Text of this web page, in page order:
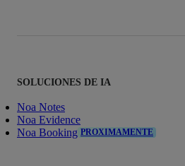
SOLUCIONES DE IA
Noa Notes
Noa Evidence
Noa Booking PROXIMAMENTE